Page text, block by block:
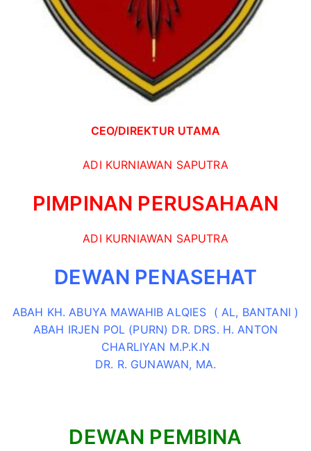
CEO/DIREKTUR UTAMA
ADI KURNIAWAN SAPUTRA
PIMPINAN PERUSAHAAN
ADI KURNIAWAN SAPUTRA
DEWAN PENASEHAT
ABAH KH. ABUYA MAWAHIB ALQIES ( AL, BANTANI )
ABAH IRJEN POL (PURN) DR. DRS. H. ANTON
CHARLIYAN M.P.K.N
DR. R. GUNAWAN, MA.
DEWAN PEMBINA